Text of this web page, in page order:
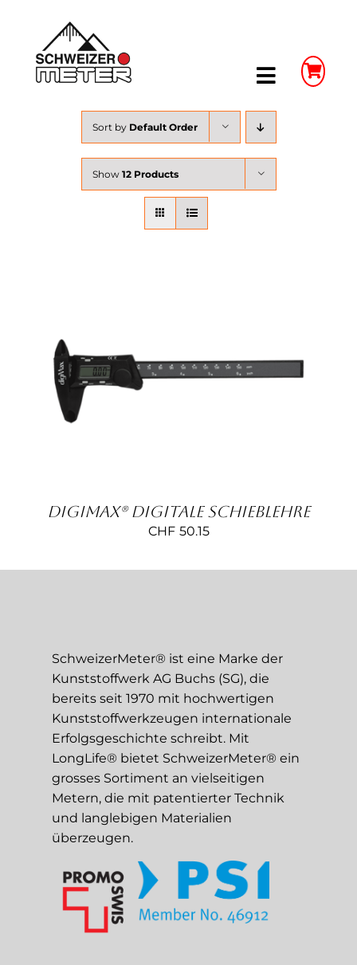
content
Toggle
LongLife Meterstäbe
Kontakt
Sort by Default Order
Show 12 Products
IN DEN WARENKORB
DigiMax® Digitale Schieblehre
CHF 50.15
SchweizerMeter® ist eine Marke der
Kunststoffwerk AG Buchs (SG), die
bereits seit 1970 mit hochwertigen
Kunststoffwerkzeugen internationale
Erfolgsgeschichte schreibt. Mit
LongLife® bietet SchweizerMeter® ein
grosses Sortiment an vielseitigen
Metern, die mit patentierter Technik
und langlebigen Materialien
überzeugen.